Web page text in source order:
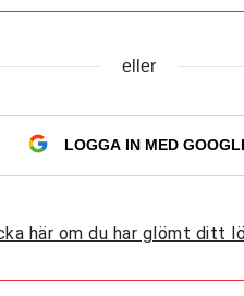
eller
LOGGA IN MED
här om du har glömt ditt